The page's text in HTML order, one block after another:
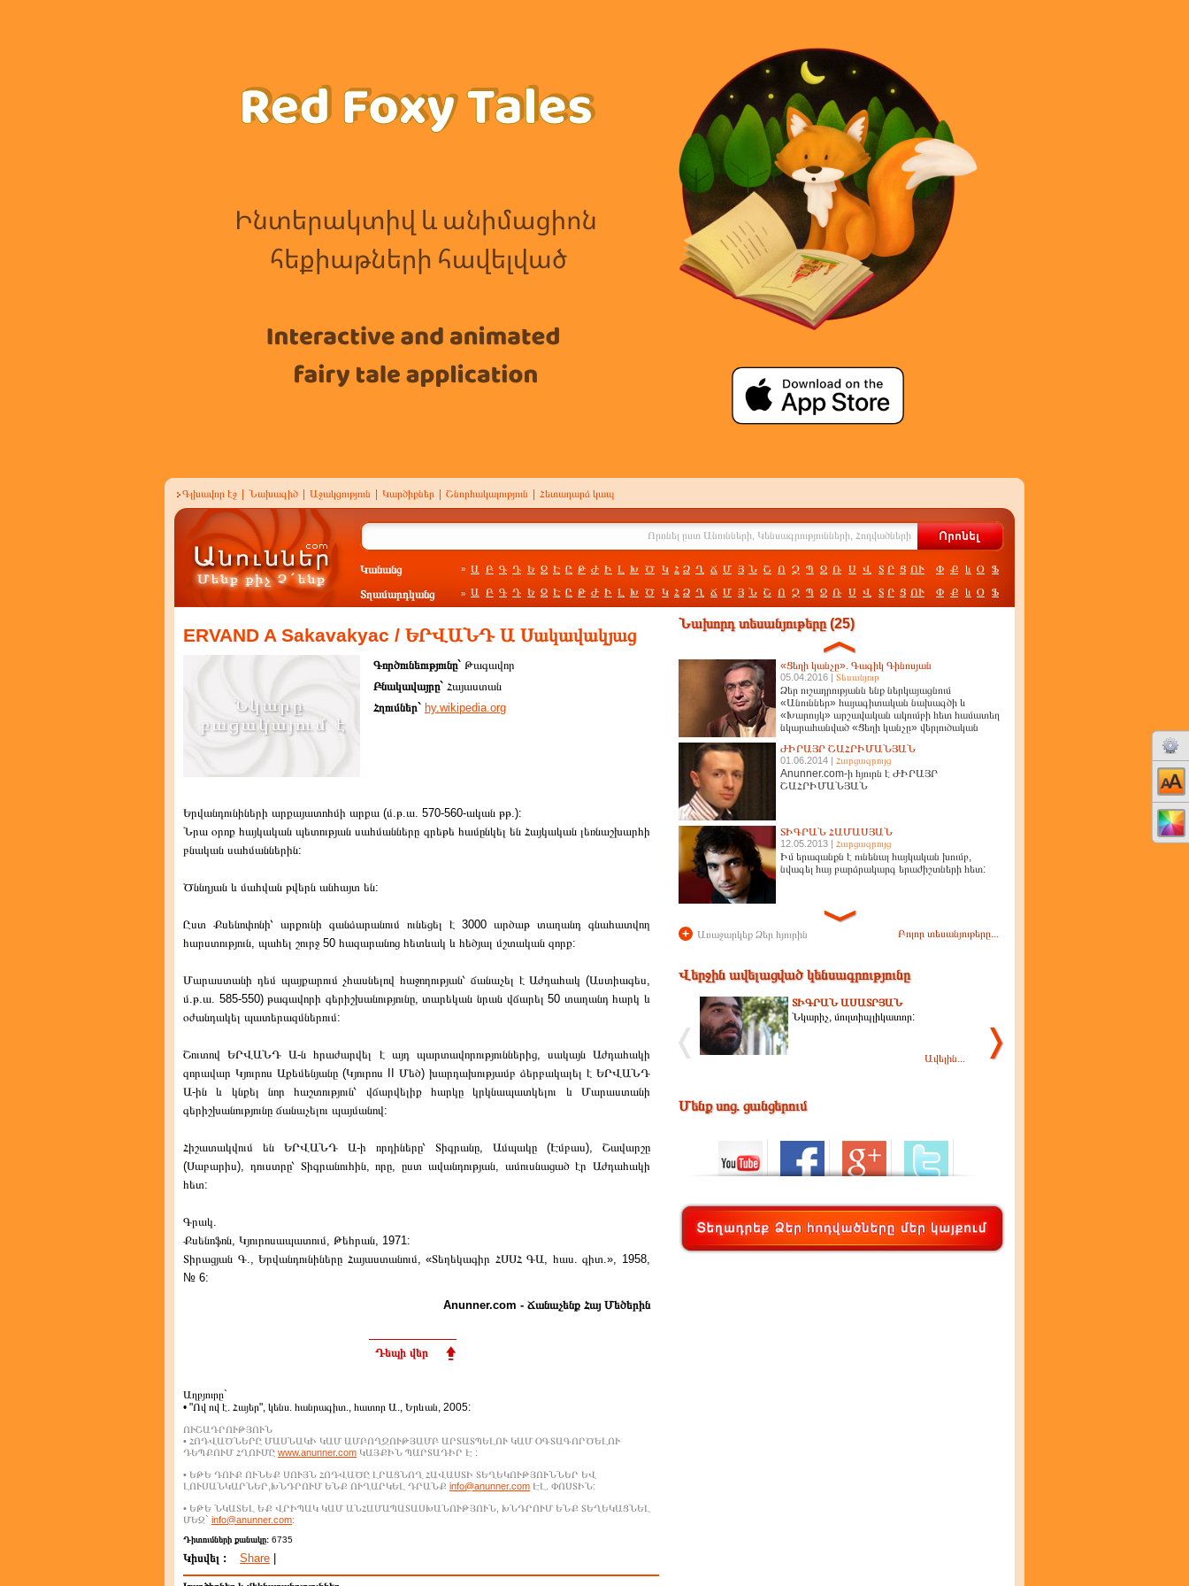
Գլխավոր էջ Նախագիծ Աջակցություն Կարծիքներ Շնորհակալություն Հետադարձ կապ
Կանանց » Ա Բ Գ Դ Ե Զ Է Ը Թ Ժ Ի Լ Խ Ծ Կ Հ Ձ Ղ Ճ Մ Յ Ն Շ Ո Չ Պ Ջ Ռ Ս Վ Տ Ր Ց ՈՒ Փ Ք և Օ Ֆ
Տղամարդկանց » Ա Բ Գ Դ Ե Զ Է Ը Թ Ժ Ի Լ Խ Ծ Կ Հ Ձ Ղ Ճ Մ Յ Ն Շ Ո Չ Պ Ջ Ռ Ս Վ Տ Ր Ց ՈՒ Փ Ք և Օ Ֆ
ERVAND A Sakavakyac / ԵՐՎԱՆԴ Ա Սակավակյաց
Գործունեությունը` Թագավոր
Բնակավայրը` Հայաստան
Հղումներ` hy.wikipedia.org
Երվանդունիների արքայատոհմի արքա (մ.թ.ա. 570-560-ական թթ.):
Նրա օրոք հայկական պետության սահմանները գրեթե համընկել են Հայկական լեռնաշխարհի
բնական սահմաններին:
Ծննդյան և մահվան թվերն անհայտ են:
Ըստ Քսենոփոնի՝ արքունի գանձարանում ունեցել է 3000 արծաթ տաղանդ գնահատվող
հարստություն, պահել շուրջ 50 հազարանոց հետևակ և հեծյալ մշտական զորք:
Մարաստանի դեմ պայքարում չհասնելով հաջողության՝ ճանաչել է Աժդահակ (Աստիագես,
մ.թ.ա. 585-550) թագավորի գերիշխանությունը, տարեկան նրան վճարել 50 տաղանդ հարկ և
օժանդակել պատերազմներում:
Շուտով ԵՐՎԱՆԴ Ա-ն հրաժարվել է այդ պարտավորություններից, սակայն Աժդահակի
զորավար Կյուրոս Աքեմենյանը (Կյուրոս II Մեծ) խարդախությամբ ձերբակալել է ԵՐՎԱՆԴ
Ա-ին և կնքել նոր հաշտություն՝ վճարվելիք հարկը կրկնապատկելու և Մարաստանի
գերիշխանությունը ճանաչելու պայմանով:
Հիշատակվում են ԵՐՎԱՆԴ Ա-ի որդիները՝ Տիգրանը, Ամպակը (Էմբաս), Շավարշը
(Սաբարիս), դուստրը՝ Տիգրանուհին, որը, ըստ ավանդության, ամուսնացած էր Աժդահակի
հետ:
Գրակ.
Քսենոֆոն, Կյուրոսապատում, Թեհրան, 1971:
Տիրացյան Գ., Երվանդունիները Հայաստանում, «Տեղեկագիր ՀՍՍՀ ԳԱ, հաս. գիտ.», 1958,
№ 6:
Anunner.com - Ճանաչենք Հայ Մեծերին
Դեպի վեր
Աղբյուրը`
• "Ով ով է. Հայեր", կենս. հանրագիտ., հատոր Ա., Երևան, 2005:
ՈՒՇԱԴՐՈՒԹՅՈՒՆ
• ՀՈԴՎԱԾՆԵՐԸ ՄԱՍՆԱԿԻ ԿԱՄ ԱՄԲՈՂՋՈՒԹՅԱՄԲ ԱՐՏԱՏՊԵԼՈՒ ԿԱՄ ՕԳՏԱԳՈՐԾԵԼՈՒ
ԴԵՊՔՈՒՄ ՀՂՈՒՄԸ www.anunner.com ԿԱՅՔԻՆ ՊԱՐՏԱԴԻՐ Է :
• ԵԹԵ ԴՈՒՔ ՈՒՆԵՔ ՍՈՒՅՆ ՀՈԴՎԱԾԸ ԼՐԱՑՆՈՂ ՀԱՎԱՍՏԻ ՏԵՂԵԿՈՒԹՅՈՒՆՆԵՐ ԵՎ
ԼՈՒՍԱՆԿԱՐՆԵՐ,ԽՆԴՐՈՒՄ ԵՆՔ ՈՒՂԱՐԿԵԼ ԴՐԱՆՔ info@anunner.com ԷԼ. ՓՈՍՏԻՆ:
• ԵԹԵ ՆԿԱՏԵԼ ԵՔ ՎՐԻՊԱԿ ԿԱՄ ԱՆՀԱՄԱՊԱՏԱՍԽԱՆՈՒԹՅՈՒՆ, ԽՆԴՐՈՒՄ ԵՆՔ ՏԵՂԵԿԱՑՆԵԼ
ՄԵԶ` info@anunner.com:
Դիտումների քանակը: 6735
Կիսվել : Share
Նախորդ տեսանյութերը (25)
«Ցեղի կանչը». Գագիկ Գինոսյան
05.04.2016 | Տեսանյութ
Ձեր ուշադրությանն ենք ներկայացնում
«Անուններ» հայագիտական նախագծի և
«Խարույկ» արշավական ակումբի հետ համատեղ
նկարահանված «Ցեղի կանչը» վերլուծական
ԺԻՐԱՅՐ ՇԱՀՐԻՄԱՆՅԱՆ
01.06.2014 | Հարցազրույց
Anunner.com-ի հյուրն է ԺԻՐԱՅՐ
ՇԱՀՐԻՄԱՆՅԱՆ
ՏԻԳՐԱՆ ՀԱՄԱՍՅԱՆ
12.05.2013 | Հարցազրույց
Իմ երազանքն է ունենալ հայկական խումբ,
նվագել հայ բարձրակարգ երաժիշտների հետ:
+ Առաջարկեք Ձեր հյուրին Բոլոր տեսանյութերը...
Վերջին ավելացված կենսագրությունը
ՏԻԳՐԱՆ ԱՍԱՏՐՅԱՆ
Նկարիչ, մուլտիպլիկատոր:
Ավելին...
Մենք սոց. ցանցերում